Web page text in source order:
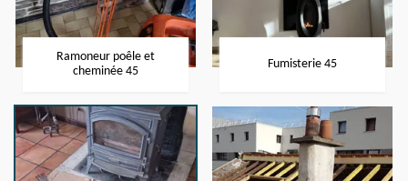
Ramoneur poêle et
cheminée 45
Fumisterie 45